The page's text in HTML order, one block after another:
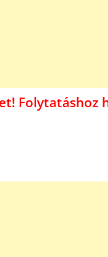
Folytatáshoz